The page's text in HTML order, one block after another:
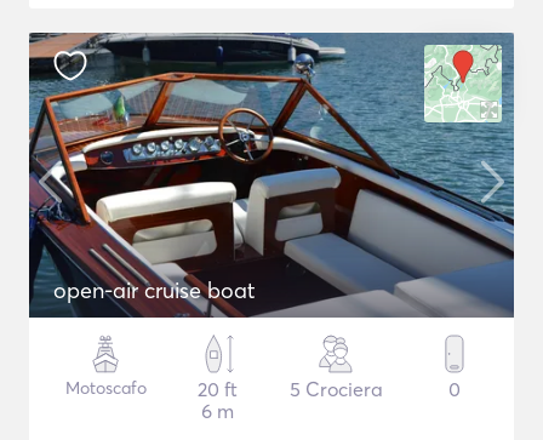
open-air cruise boat
Motoscafo
20 ft
6 m
5 Crociera 0